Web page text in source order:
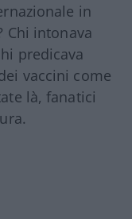
in
Chi intonava
predicava
vaccini come
là, fanatici